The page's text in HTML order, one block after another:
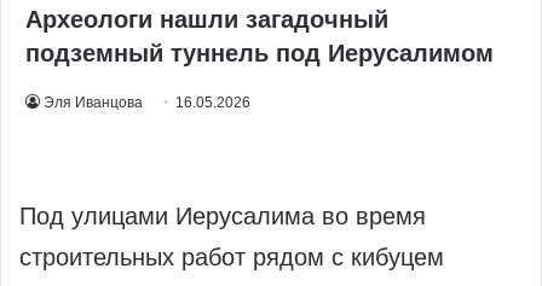
Археологи нашли загадочный
подземный туннель под Иерусалимом
Эля Иванцова 16.05.2026
Под улицами Иерусалима во время
строительных работ рядом с кибуцем